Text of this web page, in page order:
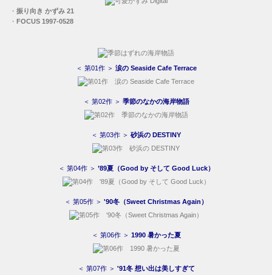
・ 振り向き かずみ 21
・ FOCUS 1997-0528
＜ 第01作 ＞ 涙の Seaside Cafe Terrace
＜ 第02作 ＞ 季節のなかの海岸物語
＜ 第03作 ＞ 砂浜の DESTINY
＜ 第04作 ＞ ’89夏（Good by そして Good Luck）
＜ 第05作 ＞ '90冬（Sweet Christmas Again）
＜ 第06作 ＞ 1990 暑かった夏
＜ 第07作 ＞ '91冬 想い出は美しすぎて